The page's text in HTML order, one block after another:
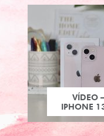
VÍDEO
IPHONE